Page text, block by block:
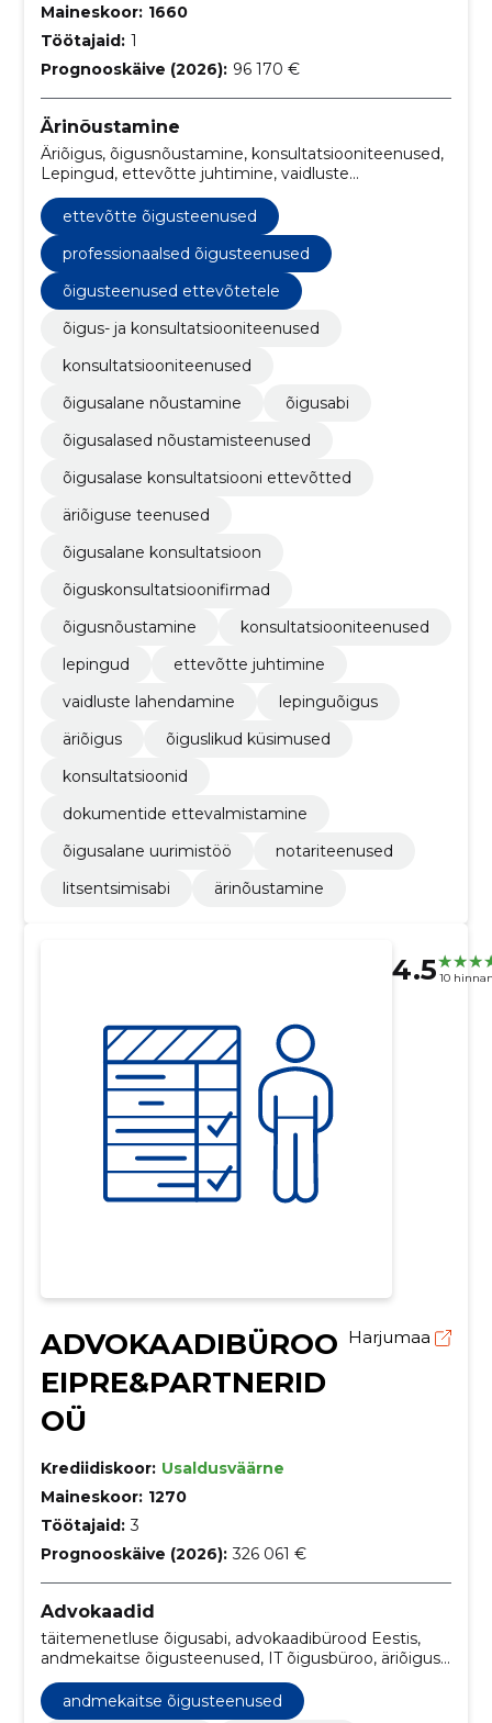
Maineskoor: 1660
Töötajaid: 1
Prognooskäive (2026): 96 170 €
Ärinõustamine
Äriõigus, õigusnõustamine, konsultatsiooniteenused,
Lepingud, ettevõtte juhtimine, vaidluste
lahendamine, Lepinguõigus, notariteenused,
Õigusalane uurimistöö, dokumentide
ettevalmistamine
ettevõtte õigusteenused
professionaalsed õigusteenused
õigusteenused ettevõtetele
õigus- ja konsultatsiooniteenused
konsultatsiooniteenused
õigusalane nõustamine
õigusabi
õigusalased nõustamisteenused
õigusalase konsultatsiooni ettevõtted
äriõiguse teenused
õigusalane konsultatsioon
õiguskonsultatsioonifirmad
õigusnõustamine
konsultatsiooniteenused
lepingud
ettevõtte juhtimine
vaidluste lahendamine
lepinguõigus
äriõigus
õiguslikud küsimused
konsultatsioonid
dokumentide ettevalmistamine
õigusalane uurimistöö
notariteenused
litsentsimisabi
ärinõustamine
4.5 10
ADVOKAADIBÜROO
EIPRE&PARTNERID
OÜ
Harjumaa
Krediidiskoor: Usaldusväärne
Maineskoor: 1270
Töötajaid: 3
Prognooskäive (2026): 326 061 €
Advokaadid
täitemenetluse õigusabi, advokaadibürood Eestis,
andmekaitse õigusteenused, IT õigusbüroo, äriõiguse
asjatundlikkus, kohtumenetluse esindamine,
pankrotimenetlused Eestis, ehitusõiguse spetsialistid,
intellektuaalomandi õigusbüroo, kriminaalõiguse
andmekaitse õigusteenused